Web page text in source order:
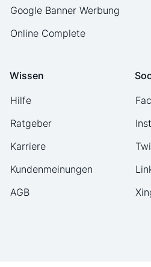
Google Banner Werbung
Online Complete
Wissen
Hilfe
Ratgeber
Karriere
Kundenmeinungen
AGB